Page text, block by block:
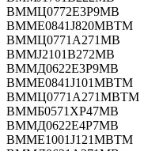
ВММЦ0772Е3Р9МВ
ВММЕ0841Ј820МВТМ
ВММЦ0771А271МВ
ВММЈ2101В272МВ
ВММД0622Е3Р9МВ
ВММЕ0841Ј101МВТМ
ВММЦ0771А271МВТМ
ВММБ0571ХР47МВ
ВММД0622Е4Р7МВ
ВММЕ1001Ј121МВТМ